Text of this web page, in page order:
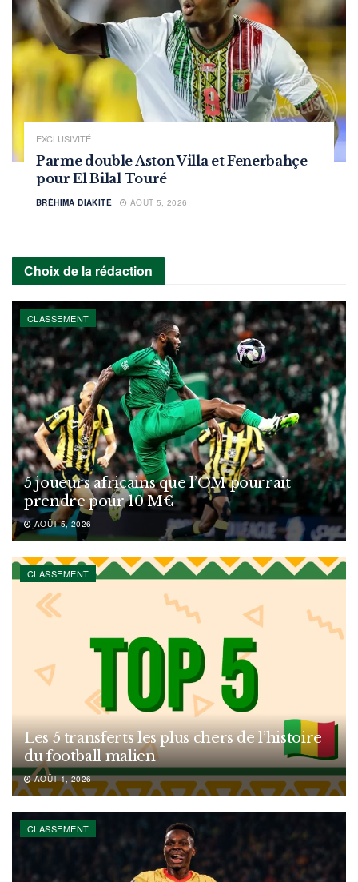
EXCLUSIVITÉ
Parme double Aston Villa et Fenerbahçe
pour El Bilal Touré
BRÉHIMA DIAKITÉ AOÛT 5, 2026
Choix de la rédaction
CLASSEMENT
5 joueurs africains que l’OM pourrait
prendre pour 10 M€
AOÛT 5, 2026
CLASSEMENT
Les 5 transferts les plus chers de l’histoire
du football malien
AOÛT 1, 2026
CLASSEMENT